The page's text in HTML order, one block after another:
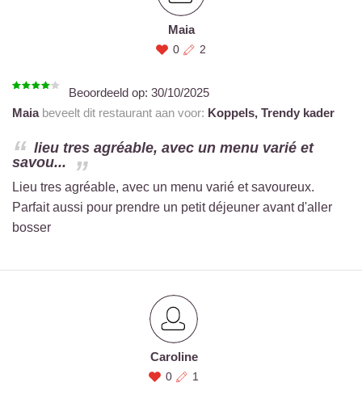
Maia
0 2
Beoordeeld op: 30/10/2025
Maiabeveelt dit restaurant aan voor: Koppels, Trendy kader
lieu tres agréable, avec un menu varié et
savou...
Lieu tres agréable, avec un menu varié et savoureux.
Parfait aussi pour prendre un petit déjeuner avant d'aller
bosser
Caroline
0 1